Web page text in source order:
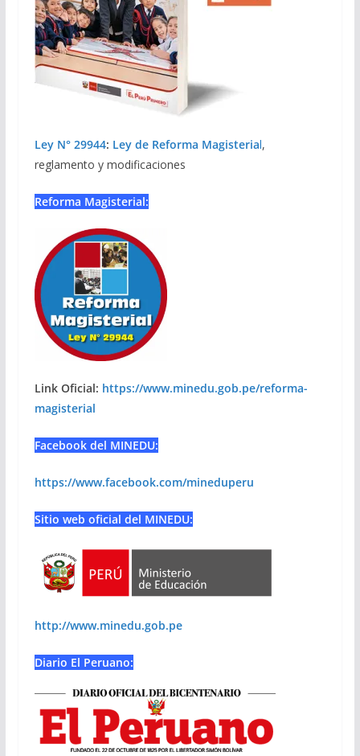
Ley N° 29944: Ley de Reforma Magisterial,
reglamento y modificaciones
Reforma Magisterial:
Link Oficial: https://www.minedu.gob.pe/reforma-
magisterial
Facebook del MINEDU:
https://www.facebook.com/mineduperu
Sitio web oficial del MINEDU:
http://www.minedu.gob.pe
Diario El Peruano: